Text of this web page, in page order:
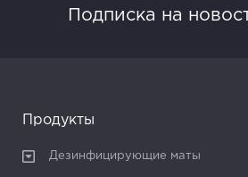
Подписка на
Продукты
Дезинфицирующие маты